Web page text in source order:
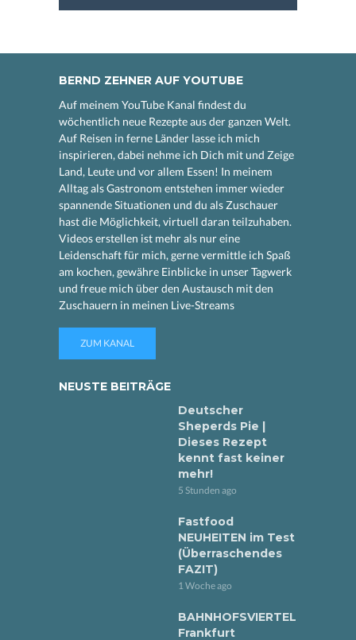
BERND ZEHNER AUF YOUTUBE
Auf meinem YouTube Kanal findest du
wöchentlich neue Rezepte aus der ganzen Welt.
Auf Reisen in ferne Länder lasse ich mich
inspirieren, dabei nehme ich Dich mit und Zeige
Land, Leute und vor allem Essen! In meinem
Alltag als Gastronom entstehen immer wieder
spannende Situationen und du als Zuschauer
hast die Möglichkeit, virtuell daran teilzuhaben.
Videos erstellen ist mehr als nur eine
Leidenschaft für mich, gerne vermittle ich Spaß
am kochen, gewähre Einblicke in unser Tagwerk
und freue mich über den Austausch mit den
Zuschauern in meinen Live-Streams
ZUM KANAL
NEUSTE BEITRÄGE
Deutscher
Sheperds Pie |
Dieses Rezept
kennt fast keiner
mehr!
5 Stunden ago
Fastfood
NEUHEITEN im Test
(Überraschendes
FAZIT)
1 Woche ago
BAHNHOFSVIERTEL
Frankfurt